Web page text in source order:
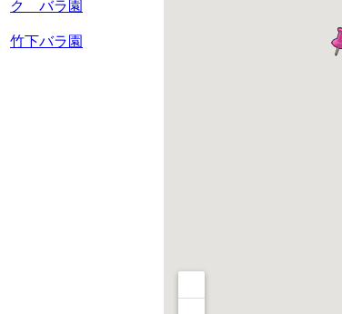
ク バラ園
竹下バラ園